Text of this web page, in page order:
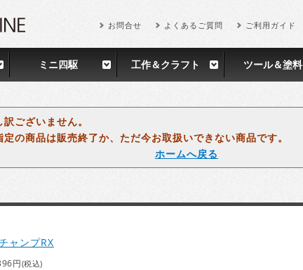
お問合せ よくあるご質問 ご利用ガイド
ミニ四駆 工作＆クラフト ツール＆塗料
訳ございません。
定の商品は販売終了か、ただ今お取扱いできない商品です。
ホームへ戻る
ャンプRX
円(税込)